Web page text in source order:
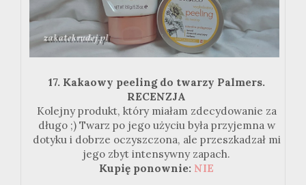
17. Kakaowy peeling do twarzy Palmers.
RECENZJA
Kolejny produkt, który miałam zdecydowanie za
długo ;) Twarz po jego użyciu była przyjemna w
dotyku i dobrze oczyszczona, ale przeszkadzał mi
jego zbyt intensywny zapach.
Kupię ponownie: NIE